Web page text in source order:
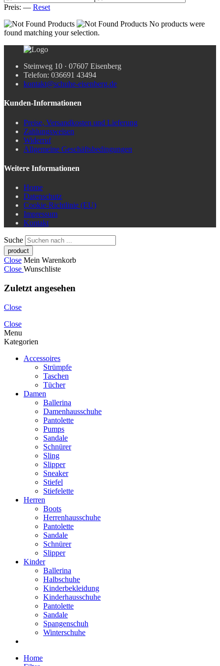
Preis: — Reset
No products were
found matching your selection.
Steinweg 10 · 07607 Eisenberg
Telefon: 036691 43494
kontakt@schuhe-eisenberg.de
Kunden-Informationen
Preise, Versandkosten und Lieferung
Zahlungsweisen
Widerruf
Allgemeine Geschäftsbedingungen
Weitere Informationen
Home
Datenschutz
Cookie-Richtlinie (EU)
Impressum
Kontakt
Suche
Close Mein Warenkorb
Close Wunschliste
Zuletzt angesehen
Close
Close
Menu
Kategorien
Accessoires
Strümpfe
Taschen
Tücher
Damen
Ballerina
Damenhausschuhe
Pantolette
Pumps
Sandale
Schnürer
Sling
Slipper
Sneaker
Stiefel
Stiefelette
Herren
Boots
Herrenhausschuhe
Pantolette
Sandale
Schnürer
Slipper
Kinder
Ballerina
Halbschuhe
Kinderbekleidung
Kinderhausschuhe
Pantolette
Sandale
Spangenschuh
Winterschuhe
Home